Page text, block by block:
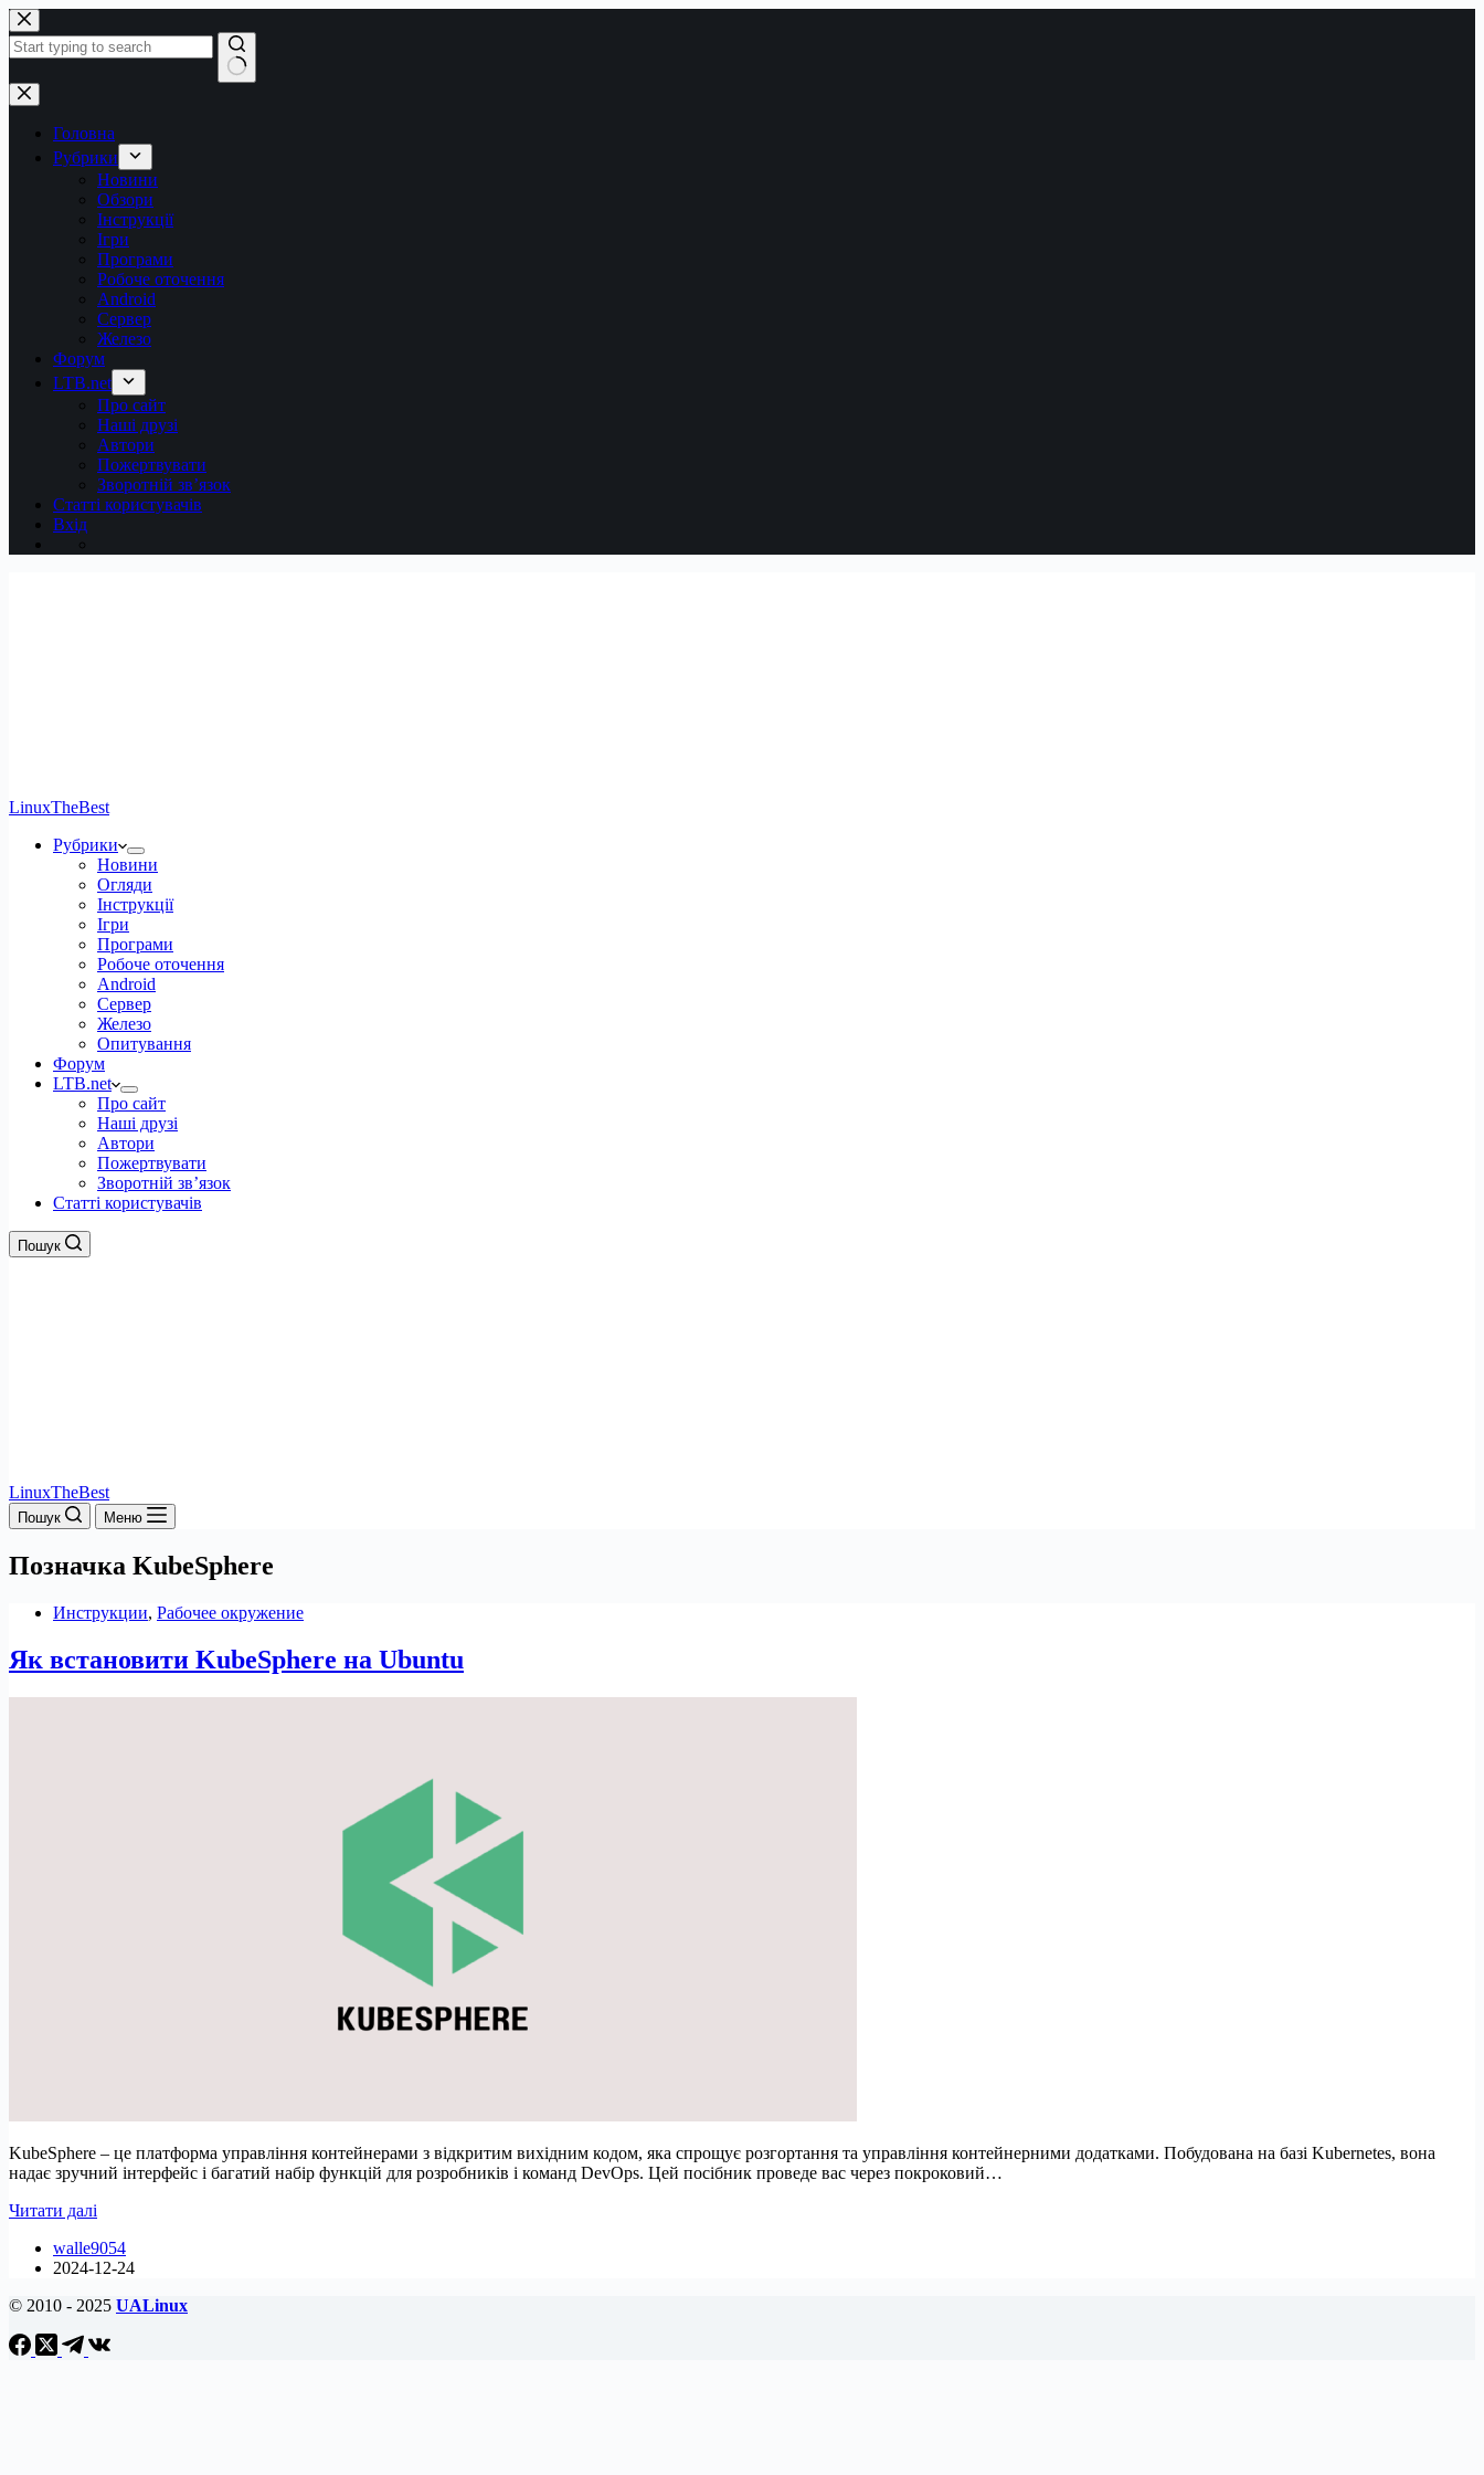
Перейти
до
вмісту
Немає
результатів
Головна
Рубрики
Новини
Обзори
Інструкції
Ігри
Програми
Робоче оточення
Android
Сервер
Железо
Форум
LTB.net
Про сайт
Наші друзі
Автори
Пожертвувати
Зворотній зв’язок
Статті користувачів
Вхід
LinuxTheBest
Рубрики
Новини
Огляди
Інструкції
Ігри
Програми
Робоче оточення
Android
Сервер
Железо
Опитування
Форум
LTB.net
Про сайт
Наші друзі
Автори
Пожертвувати
Зворотній зв’язок
Статті користувачів
Пошук
LinuxTheBest
Пошук Меню
Позначка KubeSphere
Инструкции, Рабочее окружение
Як встановити KubeSphere на Ubuntu
KubeSphere – це платформа управління контейнерами з відкритим вихідним кодом, яка спрощує розгортання та управління контейнерними додатками. Побудована на базі Kubernetes, вона
надає зручний інтерфейс і багатий набір функцій для розробників і команд DevOps. Цей посібник проведе вас через покроковий…
Читати далі
KubeSphere
на
walle9054
2024-12-24
© 2010 - 2025 UALinux